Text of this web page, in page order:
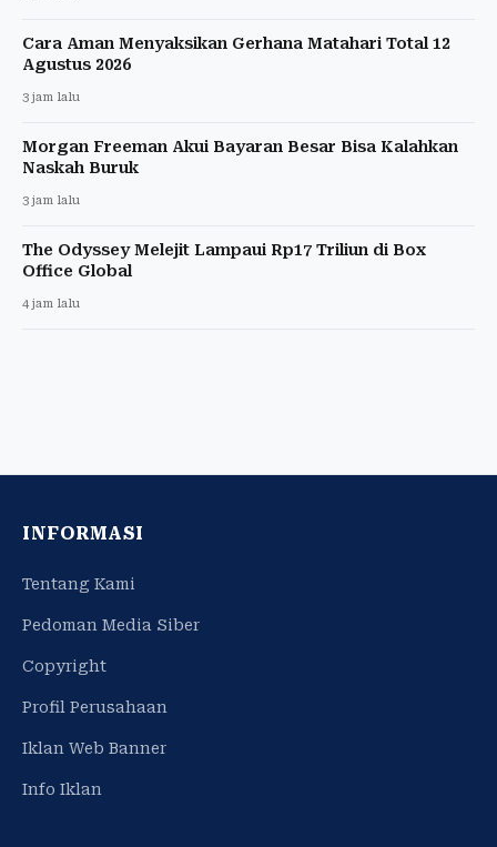
Cara Aman Menyaksikan Gerhana Matahari Total 12
Agustus 2026
3 jam lalu
Morgan Freeman Akui Bayaran Besar Bisa Kalahkan
Naskah Buruk
3 jam lalu
The Odyssey Melejit Lampaui Rp17 Triliun di Box
Office Global
4 jam lalu
INFORMASI
Tentang Kami
Pedoman Media Siber
Copyright
Profil Perusahaan
Iklan Web Banner
Info Iklan